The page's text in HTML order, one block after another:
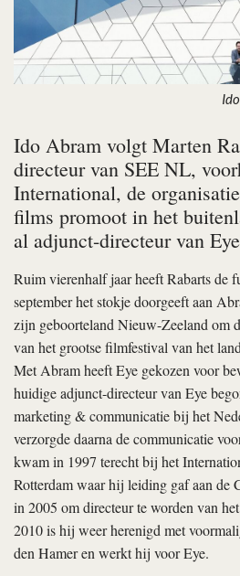
Ido Abram volgt Marten
directeur van SEE NL,
International, de
films promoot in het
al adjunct-directeur van
Ruim vierenhalf jaar heeft Rabarts de
september het stokje doorgeeft aan
zijn geboorteland Nieuw-Zeeland om
van het grootse filmfestival van het
Met Abram heeft Eye gekozen voor
huidige adjunct-directeur van Eye
marketing & communicatie bij het
verzorgde daarna de communicatie
kwam in 1997 terecht bij het
Rotterdam waar hij leiding gaf aan
in 2005 om directeur te worden van
2010 is hij weer herenigd met
den Hamer en werkt hij voor Eye.